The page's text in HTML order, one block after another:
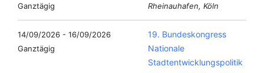
Ganztägig
Rheinauhafen, Köln
14/09/2026 - 16/09/2026
Ganztägig
19. Bundeskongress
Nationale
Stadtentwicklungspolitik